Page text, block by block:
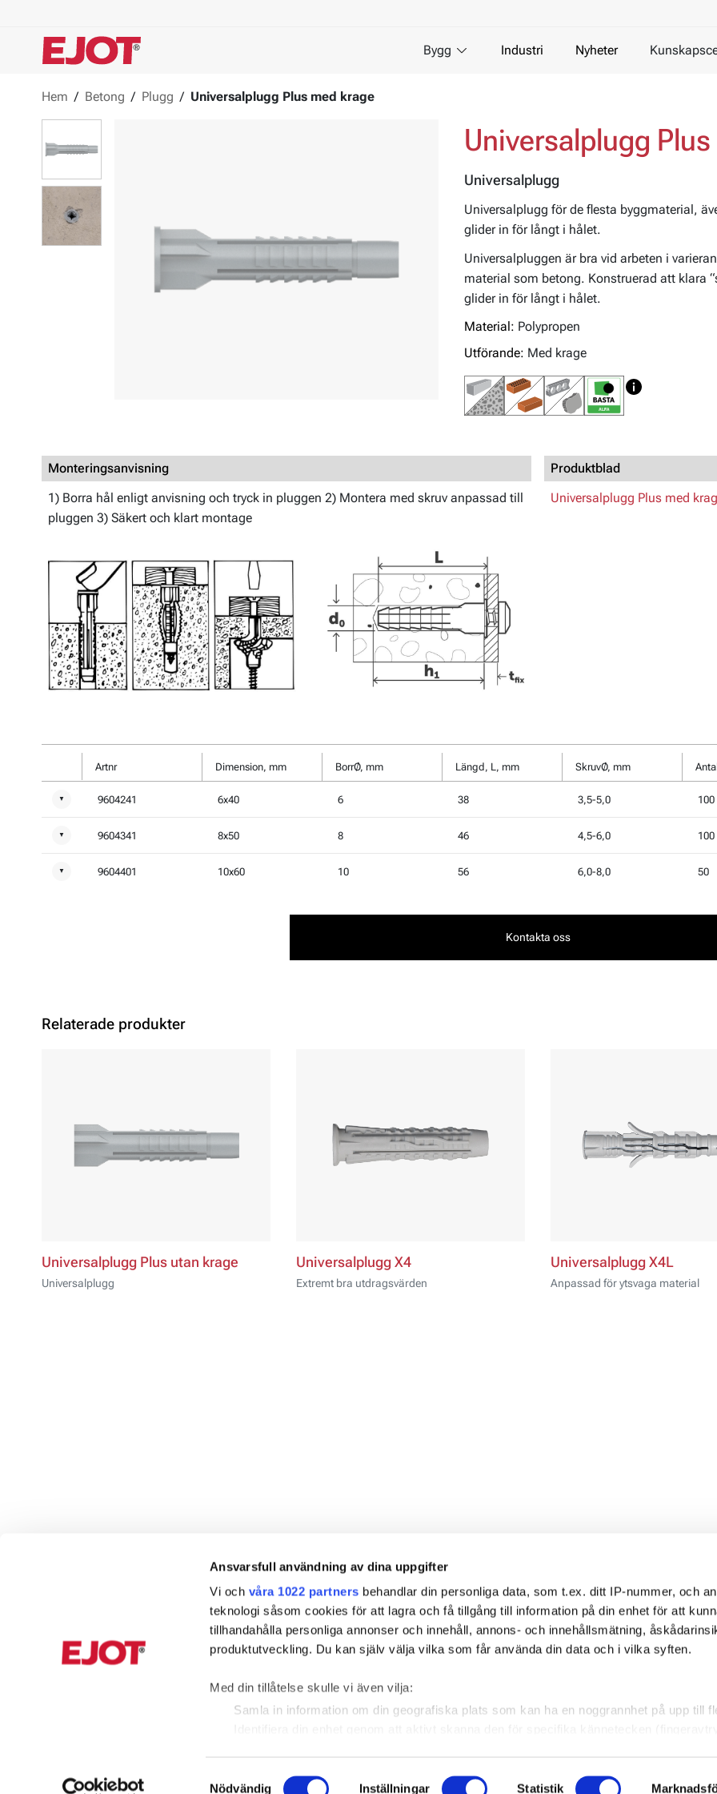
Ansvarsfull användning av dina uppgifter
Vi och våra 1022 partners behandlar din personliga data, som t.ex. ditt IP-nummer, och
teknologi såsom cookies för att lagra och få tillgång till information på din enhet för att
tillhandahålla personliga annonser och innehåll, annons- och innehållsmätning,
produktutveckling. Du kan själv välja vilka som får använda din data och i vilka syften.
Med din tillåtelse skulle vi även vilja:
Samla in information om din geografiska plats som kan ha en noggrannhet på upp till
Samtyckesval
Nödvändig Inställningar Statistik
Bygg Industri Nyheter
Hem / Betong / Plugg / Universalplugg Plus med krage
Universalplugg
Universalplugg
Universalplugg för de flesta byggmaterial,
glider in för långt i hålet.
Universalpluggen är bra vid arbeten i
material som betong. Konstruerad att klara
glider in för långt i hålet.
Material: Polypropen
Utförande: Med krage
Monteringsanvisning
1) Borra hål enligt anvisning och tryck in pluggen 2) Montera med skruv anpassad till
pluggen 3) Säkert och klart montage
Produktblad
Universalplugg Plus med
Artnr Dimension, mm BorrØ, mm Längd, L, mm SkruvØ, mm Antal
▼ 9604241 6x40 6 38 3,5-5,0 100
▼ 9604341 8x50 8 46 4,5-6,0 100
▼ 9604401 10x60 10 56 6,0-8,0 50
Kontakta oss
Relaterade produkter
Universalplugg Plus utan krage
Universalplugg
Universalplugg X4
Extremt bra utdragsvärden
Universalplugg X4L
Anpassad för ytsvaga material
019 20 65 10
Produktkatalog
Facebook